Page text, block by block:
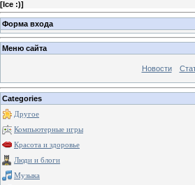
[Ice :)]
Форма входа
Меню сайта
Новости
Categories
Другое
Компьютерные игры
Красота и здоровье
Люди и блоги
Музыка